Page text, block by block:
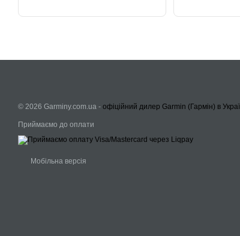
© 2026 Garminy.com.ua - офіційний дилер Garmin (Гармін) в
Приймаємо до оплати
Мобільна версія